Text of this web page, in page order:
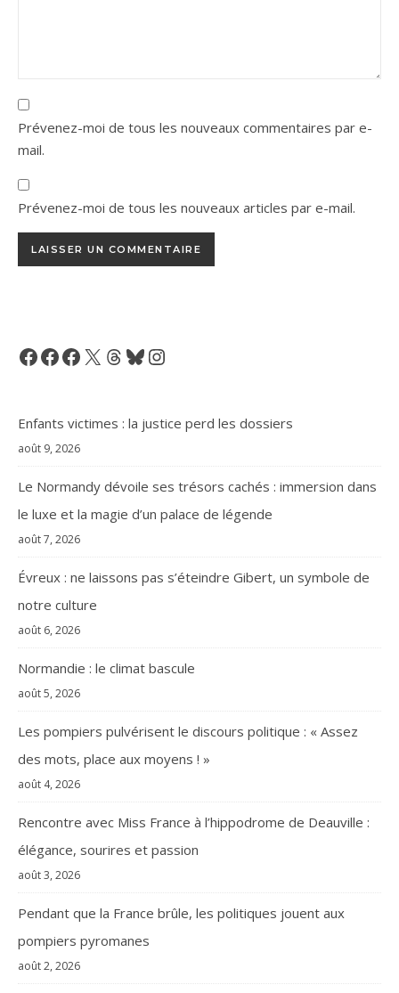
Prévenez-moi de tous les nouveaux commentaires par e-
mail.
Prévenez-moi de tous les nouveaux articles par e-mail.
Facebook
Facebook
Facebook
X Threads
BlueskyInstagram
Enfants victimes : la justice perd les dossiers
août 9, 2026
Le Normandy dévoile ses trésors cachés : immersion dans
le luxe et la magie d’un palace de légende
août 7, 2026
Évreux : ne laissons pas s’éteindre Gibert, un symbole de
notre culture
août 6, 2026
Normandie : le climat bascule
août 5, 2026
Les pompiers pulvérisent le discours politique : « Assez
des mots, place aux moyens ! »
août 4, 2026
Rencontre avec Miss France à l’hippodrome de Deauville :
élégance, sourires et passion
août 3, 2026
Pendant que la France brûle, les politiques jouent aux
pompiers pyromanes
août 2, 2026